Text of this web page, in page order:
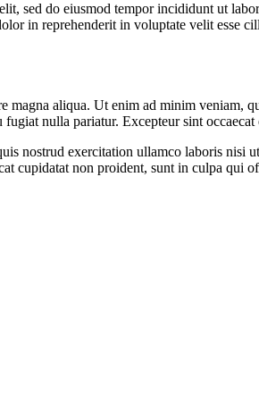
sed do eiusmod tempor incididunt ut
in reprehenderit in voluptate velit esse
magna aliqua. Ut enim ad minim
nulla pariatur. Excepteur sint
nostrud exercitation ullamco laboris
cupidatat non proident, sunt in culpa qui